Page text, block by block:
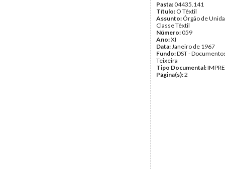
Pasta:04435.141
Título: O Têxtil
Assunto: Órgão de
Classe Têxtil
Número:059
Ano:XI
Data:Janeiro de 1967
Fundo:DST -
Teixeira
Tipo Documental:
Página(s):2